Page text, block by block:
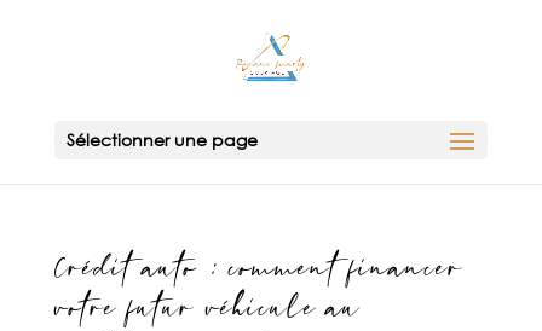
Sélectionner une page
Crédit auto : comment financer
votre futur véhicule au